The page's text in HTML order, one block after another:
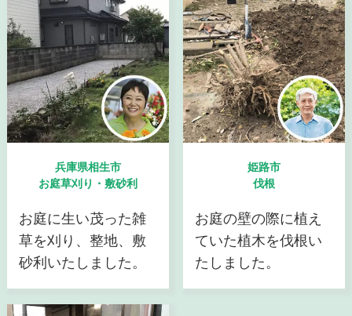
兵庫県相生市
お庭草刈り・敷砂利
お庭に生い茂った雑
草を刈り、整地、敷
砂利いたしました。
姫路市
伐根
お庭の壁の際に植え
ていた植木を伐根い
たしました。